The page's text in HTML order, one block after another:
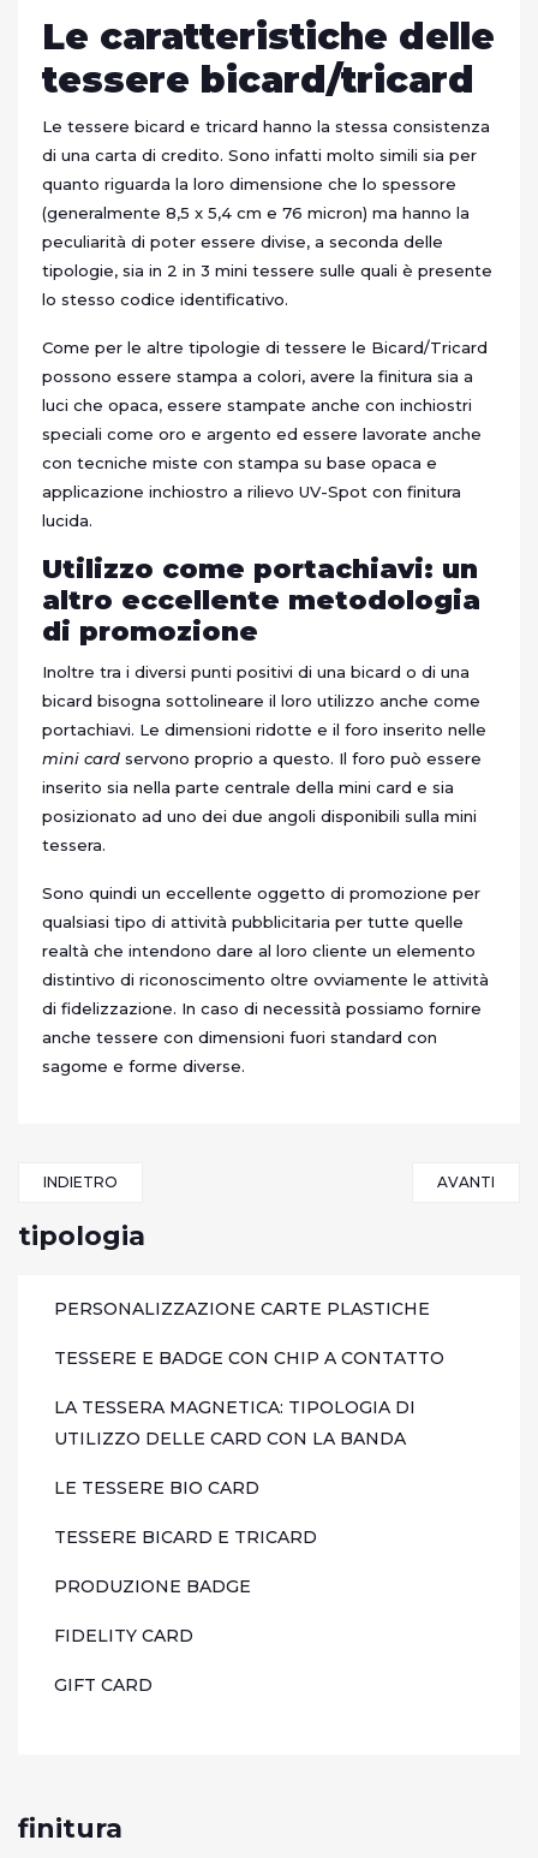
Le caratteristiche delle
tessere bicard/tricard
Le tessere bicard e tricard hanno la stessa consistenza
di una carta di credito. Sono infatti molto simili sia per
quanto riguarda la loro dimensione che lo spessore
(generalmente 8,5 x 5,4 cm e 76 micron) ma hanno la
peculiarità di poter essere divise, a seconda delle
tipologie, sia in 2 in 3 mini tessere sulle quali è presente
lo stesso codice identificativo.
Come per le altre tipologie di tessere le Bicard/Tricard
possono essere stampa a colori, avere la finitura sia a
luci che opaca, essere stampate anche con inchiostri
speciali come oro e argento ed essere lavorate anche
con tecniche miste con stampa su base opaca e
applicazione inchiostro a rilievo UV-Spot con finitura
lucida.
Utilizzo come portachiavi: un
altro eccellente metodologia
di promozione
Inoltre tra i diversi punti positivi di una bicard o di una
bicard bisogna sottolineare il loro utilizzo anche come
portachiavi. Le dimensioni ridotte e il foro inserito nelle
mini card servono proprio a questo. Il foro può essere
inserito sia nella parte centrale della mini card e sia
posizionato ad uno dei due angoli disponibili sulla mini
tessera.
Sono quindi un eccellente oggetto di promozione per
qualsiasi tipo di attività pubblicitaria per tutte quelle
realtà che intendono dare al loro cliente un elemento
distintivo di riconoscimento oltre ovviamente le attività
di fidelizzazione. In caso di necessità possiamo fornire
anche tessere con dimensioni fuori standard con
sagome e forme diverse.
INDIETRO AVANTI
tipologia
PERSONALIZZAZIONE CARTE PLASTICHE
TESSERE E BADGE CON CHIP A CONTATTO
LA TESSERA MAGNETICA: TIPOLOGIA DI
UTILIZZO DELLE CARD CON LA BANDA
LE TESSERE BIO CARD
TESSERE BICARD E TRICARD
PRODUZIONE BADGE
FIDELITY CARD
GIFT CARD
finitura